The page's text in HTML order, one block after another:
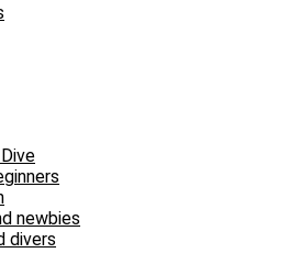
newbies
divers
richtig anzuzeigen Schwarmfisch
im blauen Meer
richtig anzuzeigen Ein rundum